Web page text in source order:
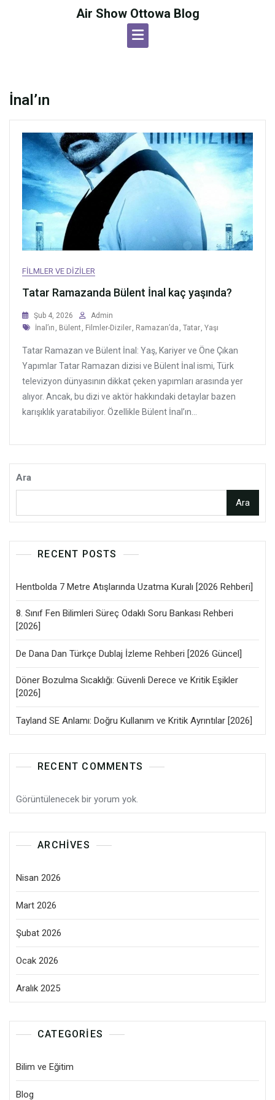
Air Show Ottowa Blog
İnal’ın
FILMLER VE DIZILER
Tatar Ramazanda Bülent İnal kaç yaşında?
Şub 4, 2026
Admin
Tags
İnal’ın , Bülent , Filmler-Diziler, Ramazan’da , Tatar, Yaşı
Tatar Ramazan ve Bülent İnal: Yaş, Kariyer ve Öne Çıkan
Yapımlar Tatar Ramazan dizisi ve Bülent İnal ismi, Türk
televizyon dünyasının dikkat çeken yapımları arasında yer
alıyor. Ancak, bu dizi ve aktör hakkındaki detaylar bazen
karışıklık yaratabiliyor. Özellikle Bülent İnal’ın...
Ara
Ara
RECENT POSTS
Hentbolda 7 Metre Atışlarında Uzatma Kuralı [2026 Rehberi]
8. Sınıf Fen Bilimleri Süreç Odaklı Soru Bankası Rehberi
[2026]
De Dana Dan Türkçe Dublaj İzleme Rehberi [2026 Güncel]
Döner Bozulma Sıcaklığı: Güvenli Derece ve Kritik Eşikler
[2026]
Tayland SE Anlamı: Doğru Kullanım ve Kritik Ayrıntılar [2026]
RECENT COMMENTS
Görüntülenecek bir yorum yok.
ARCHIVES
Nisan 2026
Mart 2026
Şubat 2026
Ocak 2026
Aralık 2025
CATEGORIES
Bilim ve Eğitim
Blog